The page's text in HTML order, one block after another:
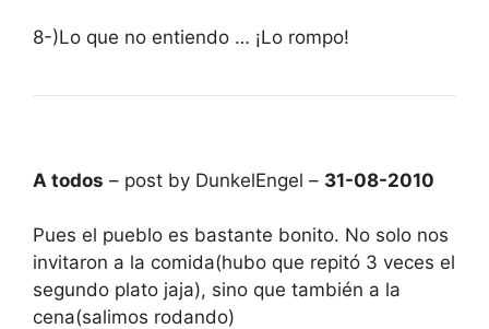
8-)Lo que no entiendo … ¡Lo rompo!
A todos – post by DunkelEngel – 31-08-2010
Pues el pueblo es bastante bonito. No solo nos
invitaron a la comida(hubo que repitó 3 veces el
segundo plato jaja), sino que también a la
cena(salimos rodando)